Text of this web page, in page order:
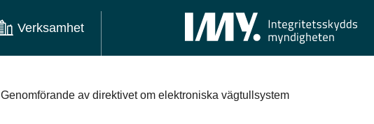
Verksamhet
Genomförande av direktivet om elektroniska vägtullsystem